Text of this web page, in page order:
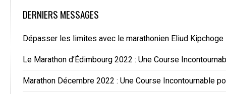
DERNIERS MESSAGES
Dépasser les limites avec le marathonien Eliud Kipchoge
Le Marathon d’Édimbourg 2022 : Une Course
Marathon Décembre 2022 : Une Course Incontournable